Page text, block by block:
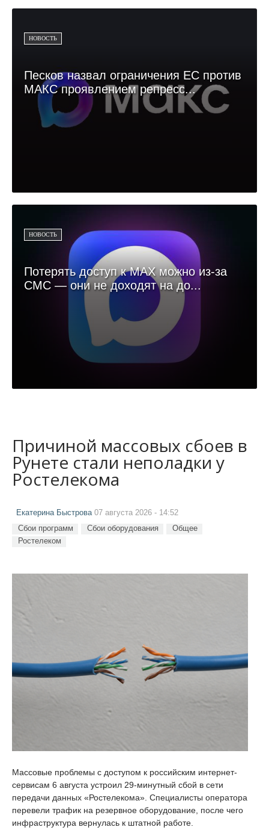
НОВОСТЬ
Песков назвал ограничения ЕС против
МАКС проявлением репресс...
НОВОСТЬ
Потерять доступ к MAX можно из-за
СМС — они не доходят на до...
Причиной массовых сбоев в
Рунете стали неполадки у
Ростелекома
Екатерина Быстрова07 августа 2026 - 14:52
Сбои программ Сбои оборудования
Общее
Ростелеком
Массовые проблемы с доступом к российским интернет-
сервисам 6 августа устроил 29-минутный сбой в сети
передачи данных «Ростелекома». Специалисты оператора
перевели трафик на резервное оборудование, после чего
инфраструктура вернулась к штатной работе.